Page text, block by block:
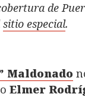
de
sitio especial.
Maldonado
Elmer